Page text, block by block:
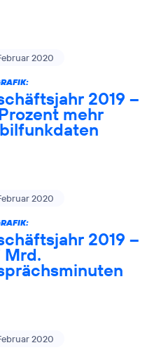
2020
2019 –
mehr
2020
2019 –
Mrd.
2020